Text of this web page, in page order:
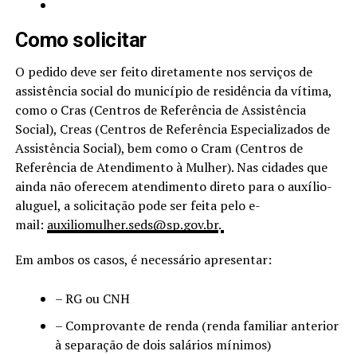
Como solicitar
O pedido deve ser feito diretamente nos serviços de
assistência social do município de residência da vítima,
como o Cras (Centros de Referência de Assistência
Social), Creas (Centros de Referência Especializados de
Assistência Social), bem como o Cram (Centros de
Referência de Atendimento à Mulher). Nas cidades que
ainda não oferecem atendimento direto para o auxílio-
aluguel, a solicitação pode ser feita pelo e-
mail: auxiliomulher.seds@sp.gov.br.
Em ambos os casos, é necessário apresentar:
– RG ou CNH
– Comprovante de renda (renda familiar anterior
à separação de dois salários mínimos)